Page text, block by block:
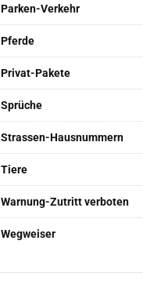
Parken-Verkehr
Pferde
Privat-Pakete
Sprüche
Strassen-Hausnummern
Tiere
Warnung-Zutritt verboten
Wegweiser